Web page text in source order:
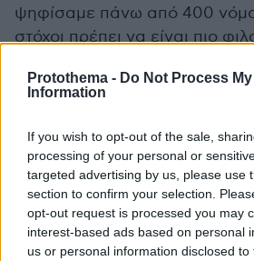
Protothema - Do Not Process
Information
If you wish to opt-out of the sale,
processing of your personal or
targeted advertising by us, please use
section to confirm your selection.
opt-out request is processed you may
interest-based ads based on personal
us or personal information disclosed
ψηφίσαμε πάνω από 400
στόχοι πρέπει να είναι πιο
εφαρμογή των νόμων. Έχουμε
σημαντικά νομοσχέδια για
αποστολή αρχίζει στη
ολοκληρώνεται με
Ειδικά για τοπρώτο
αφορά την οργάνωση του
μετεξέλιξη του επιτελικού